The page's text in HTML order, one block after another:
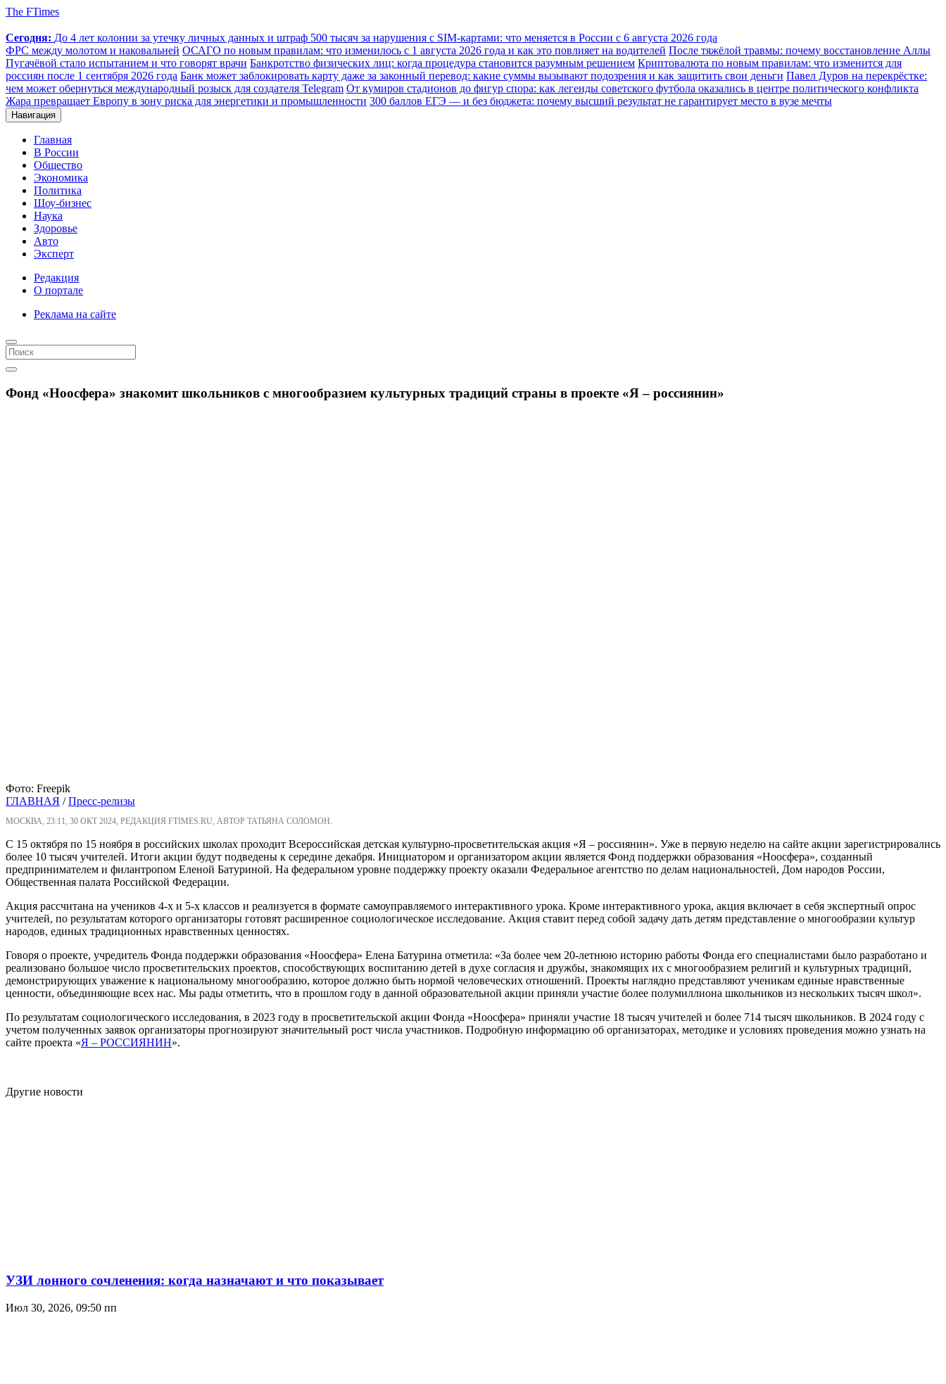
The FTimes
Сегодня: До 4 лет колонии за утечку личных данных и штраф 500 тысяч за нарушения с SIM-картами: что меняется в России с 6 августа 2026 года
ФРС между молотом и наковальней ОСАГО по новым правилам: что изменилось с 1 августа 2026 года и как это повлияет на водителей После тяжёлой травмы: почему восстановление Аллы
Пугачёвой стало испытанием и что говорят врачи Банкротство физических лиц: когда процедура становится разумным решением Криптовалюта по новым правилам: что изменится для
россиян после 1 сентября 2026 года Банк может заблокировать карту даже за законный перевод: какие суммы вызывают подозрения и как защитить свои деньги Павел Дуров на перекрёстке:
чем может обернуться международный розыск для создателя Telegram От кумиров стадионов до фигур спора: как легенды советского футбола оказались в центре политического конфликта
Жара превращает Европу в зону риска для энергетики и промышленности 300 баллов ЕГЭ — и без бюджета: почему высший результат не гарантирует место в вузе мечты
Навигация
Главная
В России
Общество
Экономика
Политика
Шоу-бизнес
Наука
Здоровье
Авто
Эксперт
Редакция
О портале
Реклама на сайте
Фонд «Ноосфера» знакомит школьников с многообразием культурных традиций страны в проекте «Я – россиянин»
Фото: Freepik
ГЛАВНАЯ /Пресс-релизы
МОСКВА, 23:11, 30 ОКТ 2024, РЕДАКЦИЯ FTIMES.RU, АВТОР ТАТЬЯНА СОЛОМОН.
С 15 октября по 15 ноября в российских школах проходит Всероссийская детская культурно-просветительская акция «Я – россиянин». Уже в первую неделю на сайте акции зарегистрировались
более 10 тысяч учителей. Итоги акции будут подведены к середине декабря. Инициатором и организатором акции является Фонд поддержки образования «Ноосфера», созданный
предпринимателем и филантропом Еленой Батуриной. На федеральном уровне поддержку проекту оказали Федеральное агентство по делам национальностей, Дом народов России,
Общественная палата Российской Федерации.
Акция рассчитана на учеников 4-х и 5-х классов и реализуется в формате самоуправляемого интерактивного урока. Кроме интерактивного урока, акция включает в себя экспертный опрос
учителей, по результатам которого организаторы готовят расширенное социологическое исследование. Акция ставит перед собой задачу дать детям представление о многообразии культур
народов, единых традиционных нравственных ценностях.
Говоря о проекте, учредитель Фонда поддержки образования «Ноосфера» Елена Батурина отметила: «За более чем 20-летнюю историю работы Фонда его специалистами было разработано и
реализовано большое число просветительских проектов, способствующих воспитанию детей в духе согласия и дружбы, знакомящих их с многообразием религий и культурных традиций,
демонстрирующих уважение к национальному многообразию, которое должно быть нормой человеческих отношений. Проекты наглядно представляют ученикам единые нравственные
ценности, объединяющие всех нас. Мы рады отметить, что в прошлом году в данной образовательной акции приняли участие более полумиллиона школьников из нескольких тысяч школ».
По результатам социологического исследования, в 2023 году в просветительской акции Фонда «Ноосфера» приняли участие 18 тысяч учителей и более 714 тысяч школьников. В 2024 году с
учетом полученных заявок организаторы прогнозируют значительный рост числа участников. Подробную информацию об организаторах, методике и условиях проведения можно узнать на
сайте проекта «Я – РОССИЯНИН».
Другие новости
УЗИ лонного сочленения: когда назначают и что показывает
Июл 30, 2026, 09:50 пп